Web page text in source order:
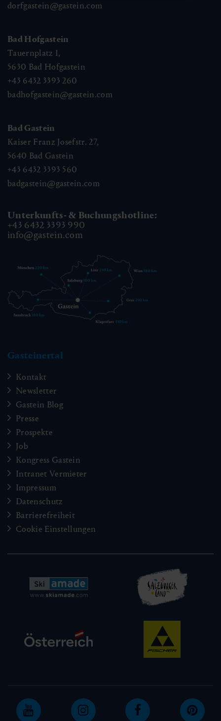
dorfgastein@gastein.com
Bad Hofgastein
Tauernplatz 1,
5630 Bad Hofgastein
+43 6432 3393 260
badhofgastein@gastein.com
Bad Gastein
Kaiser Franz Josefstr. 27,
5640 Bad Gastein
+43 6432 3393 560
badgastein@gastein.com
Unterkunfts- & Buchungshotline:
+43 6432 3393 990
info@gastein.com
Gasteinertal
Kontakt
Newsletter
Gastein Blog
Presse
Prospekte
Job
Kongress Gastein
Intranet Vermieter
Impressum
Datenschutz
Barrierefreiheit
Cookie Einstellungen